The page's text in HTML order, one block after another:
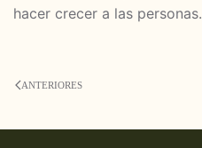
hacer crecer a las personas.
ANTERIORES